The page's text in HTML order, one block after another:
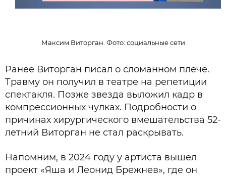
Максим Виторган. Фото: социальные сети
Ранее Виторган писал о сломанном плече.
Травму он получил в театре на репетиции
спектакля. Позже звезда выложил кадр в
компрессионных чулках. Подробности о
причинах хирургического вмешательства 52-
летний Виторган не стал раскрывать.
Напомним, в 2024 году у артиста вышел
проект «Яша и Леонид Брежнев», где он